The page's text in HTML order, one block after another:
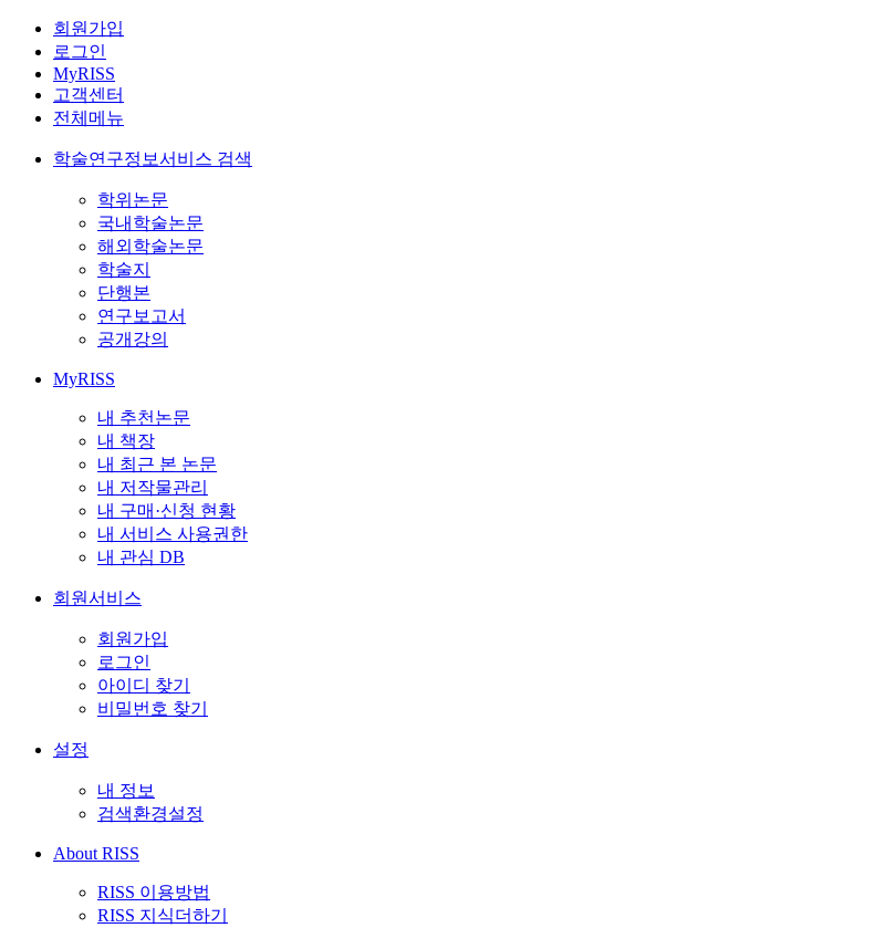
회원가입
로그인
MyRISS
고객센터
전체메뉴
학술연구정보서비스 검색
학위논문
국내학술논문
해외학술논문
학술지
단행본
연구보고서
공개강의
MyRISS
내 추천논문
내 책장
내 최근 본 논문
내 저작물관리
내 구매·신청 현황
내 서비스 사용권한
내 관심 DB
회원서비스
회원가입
로그인
아이디 찾기
비밀번호 찾기
설정
내 정보
검색환경설정
About RISS
RISS 이용방법
RISS 지식더하기